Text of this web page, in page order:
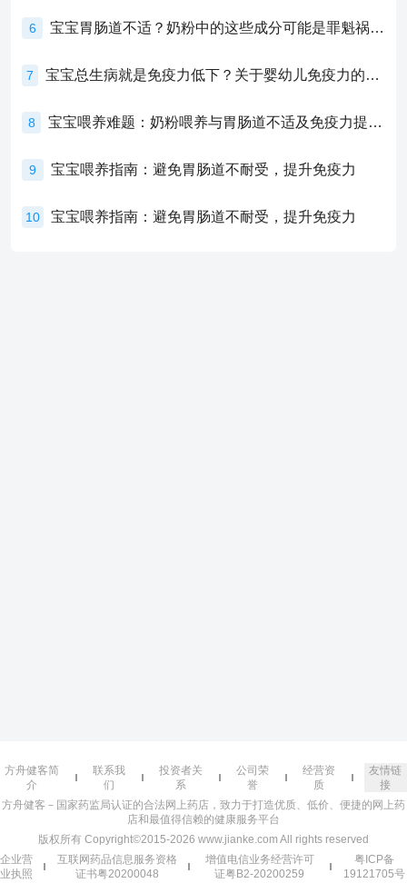
6 宝宝胃肠道不适？奶粉中的这些成分可能是罪魁祸首！
7 宝宝总生病就是免疫力低下？关于婴幼儿免疫力的真相，家长必须了解！
8 宝宝喂养难题：奶粉喂养与胃肠道不适及免疫力提升的奥秘
9 宝宝喂养指南：避免胃肠道不耐受，提升免疫力
10 宝宝喂养指南：避免胃肠道不耐受，提升免疫力
方舟健客简
介
联系我
们
投资者关
系
公司荣
誉
经营资
质
友情链
接
方舟健客－国家药监局认证的合法网上药店，致力于打造优质、低价、便捷的网上药
店和最值得信赖的健康服务平台
版权所有 Copyright©2015-2026 www.jianke.com All rights reserved
企业营
业执照
互联网药品信息服务资格
证书粤20200048
增值电信业务经营许可
证粤B2-20200259
粤ICP备
19121705号